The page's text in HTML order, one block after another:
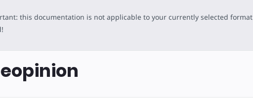
to AMP
this documentation is not applicable to your currently selected format
!